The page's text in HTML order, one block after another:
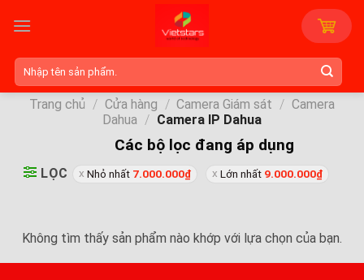
Tìm
kiếm:
Trang chủ / Cửa hàng / Camera Giám sát / Camera
Dahua / Camera IP Dahua
LỌC
Các bộ lọc đang áp dụng
Nhỏ nhất 7.000.000₫ Lớn nhất 9.000.000₫
Không tìm thấy sản phẩm nào khớp với lựa chọn của bạn.